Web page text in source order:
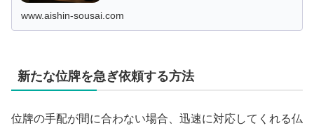
www.aishin-sousai.com
新たな位牌を急ぎ依頼する方法
位牌の手配が間に合わない場合、迅速に対応してくれる仏